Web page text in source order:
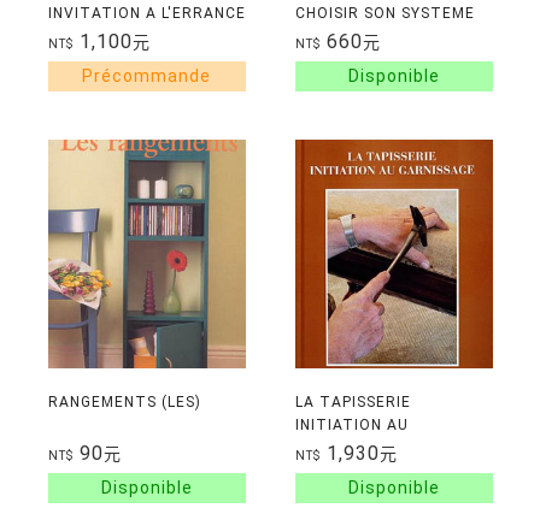
INVITATION A L'ERRANCE
& CREATIONS SENSIBLES
NT$ 1,100元
CHOISIR SON SYSTEME
DE CHAUFFAGE AU BOIS.
INSTALLER INSERTS,
POELES ET CHAUDIER
NT$ 660元
RANGEMENTS (LES)
NT$ 90元
LA TAPISSERIE
INITIATION AU
GARNISSAGE
NT$ 1,930元